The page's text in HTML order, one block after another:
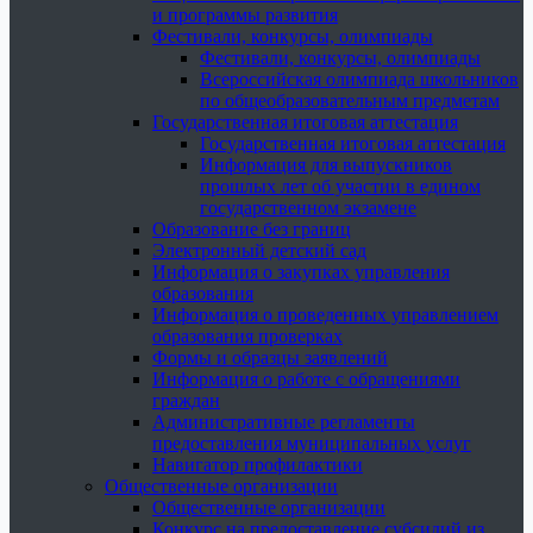
и программы развития
Фестивали, конкурсы, олимпиады
Фестивали, конкурсы, олимпиады
Всероссийская олимпиада школьников
по общеобразовательным предметам
Государственная итоговая аттестация
Государственная итоговая аттестация
Информация для выпускников
прошлых лет об участии в едином
государственном экзамене
Образование без границ
Электронный детский сад
Информация о закупках управления
образования
Информация о проведенных управлением
образования проверках
Формы и образцы заявлений
Информация о работе с обращениями
граждан
Административные регламенты
предоставления муниципальных услуг
Навигатор профилактики
Общественные организации
Общественные организации
Конкурс на предоставление субсидий из